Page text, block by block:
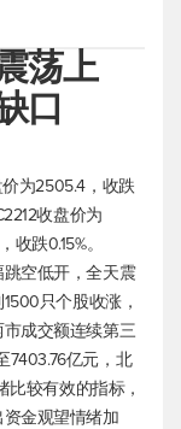
荡上
口
价为2505.4，收跌
收盘价为
跌0.15%。
跳空低开，全天震
只个股收涨，
成交额连续第三
7403.76亿元，北
较有效的指标，
金观望情绪加